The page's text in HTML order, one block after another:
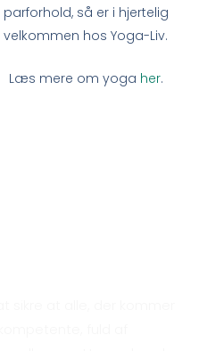
parforhold, så er i hjertelig
velkommen hos Yoga-Liv.
Læs mere om yoga her.